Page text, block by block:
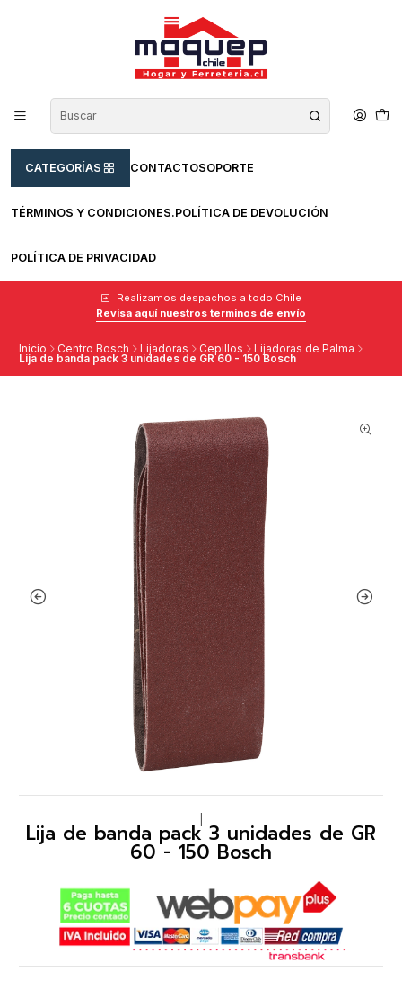
CATEGORÍAS CONTACTOSOPORTE
TÉRMINOS Y CONDICIONES.POLÍTICA DE DEVOLUCIÓN
POLÍTICA DE PRIVACIDAD
Realizamos despachos a todo Chile
Revisa aquí nuestros terminos de envío
Inicio Centro Bosch Lijadoras Cepillos Lijadoras de Palma
Lija de banda pack 3 unidades de GR 60 - 150 Bosch
Lija de banda pack 3 unidades de GR
60 - 150 Bosch